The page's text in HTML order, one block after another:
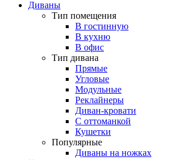
Диваны
Тип помещения
В гостинную
В кухню
В офис
Тип дивана
Прямые
Угловые
Модульные
Реклайнеры
Диван-кровати
С оттоманкой
Кушетки
Популярные
Диваны на ножках